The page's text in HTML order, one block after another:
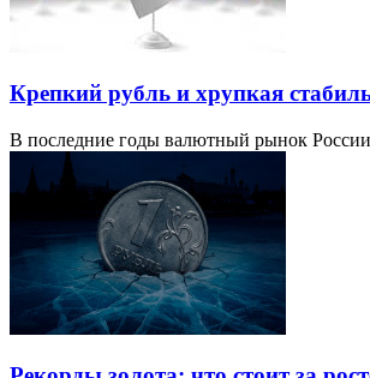
Крепкий рубль и хрупкая
В последние годы валютный рынок